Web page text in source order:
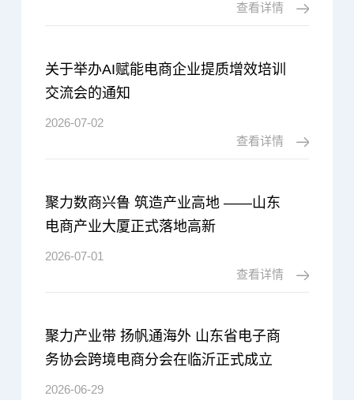
查看详情
关于举办AI赋能电商企业提质增效培训
交流会的通知
2026-07-02
查看详情
聚力数商兴鲁 筑造产业高地 ——山东
电商产业大厦正式落地高新
2026-07-01
查看详情
聚力产业带 扬帆通海外 山东省电子商
务协会跨境电商分会在临沂正式成立
2026-06-29